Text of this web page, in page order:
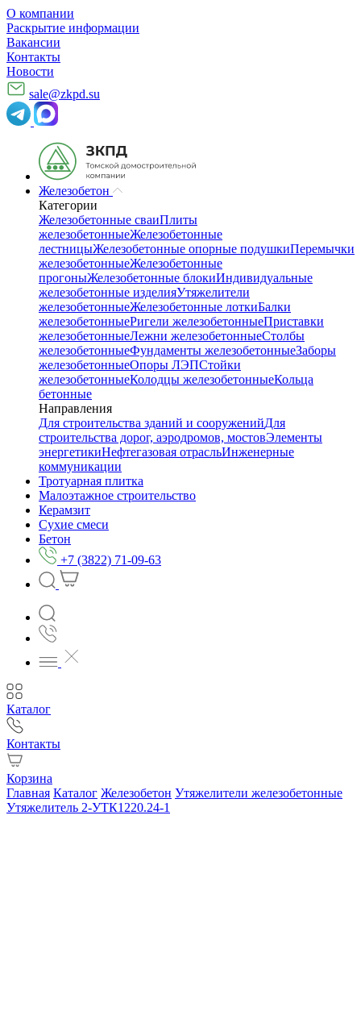
О компании
Раскрытие информации
Вакансии
Контакты
Новости
sale@zkpd.su
Железобетон
Категории
Железобетонные сваиПлиты
железобетонныеЖелезобетонные
лестницыЖелезобетонные опорные подушкиПеремычки
железобетонныеЖелезобетонные
прогоныЖелезобетонные блокиИндивидуальные
железобетонные изделияУтяжелители
железобетонныеЖелезобетонные лоткиБалки
железобетонныеРигели железобетонныеПриставки
железобетонныеЛежни железобетонныеСтолбы
железобетонныеФундаменты железобетонныеЗаборы
железобетонныеОпоры ЛЭПСтойки
железобетонныеКолодцы железобетонныеКольца
бетонные
Направления
Для строительства зданий и сооруженийДля
строительства дорог, аэродромов, мостовЭлементы
энергетикиНефтегазовая отрасльИнженерные
коммуникации
Тротуарная плитка
Малоэтажное строительство
Керамзит
Сухие смеси
Бетон
+7 (3822) 71-09-63
Каталог
Контакты
Корзина
Главная Каталог Железобетон Утяжелители железобетонные
Утяжелитель 2-УТК1220.24-1